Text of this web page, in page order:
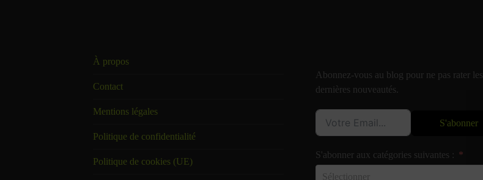
À propos
Contact
Mentions légales
Politique de confidentialité
Politique de cookies (UE)
Abonnez-vous au blog pour ne pas rater les
dernières nouveautés.
S'abonner
S'abonner aux catégories suivantes :